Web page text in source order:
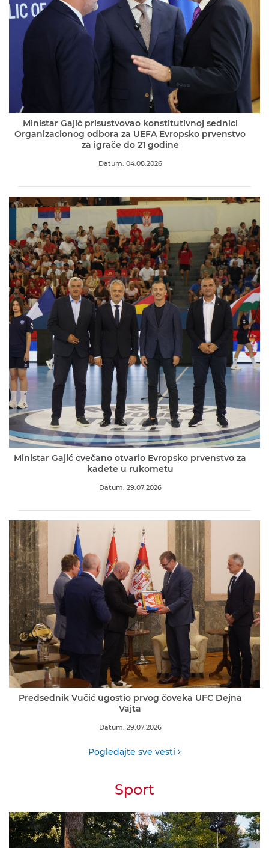
Ministar Gajić prisustvovao konstitutivnoj sednici
Organizacionog odbora za UEFA Evropsko prvenstvo
za igrače do 21 godine
Datum: 04.08.2026
Ministar Gajić cvečano otvario Evropsko prvenstvo za
kadete u rukometu
Datum: 29.07.2026
Predsednik Vučić ugostio prvog čoveka UFC Dejna
Vajta
Datum: 29.07.2026
Pogledajte sve vesti
Sport